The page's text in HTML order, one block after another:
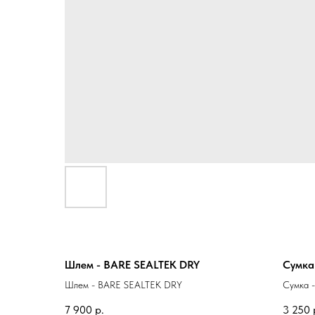
Шлем - BARE SEALTEK DRY
Шлем - BARE SEALTEK DRY
7 900 р.
Сумка
3 250